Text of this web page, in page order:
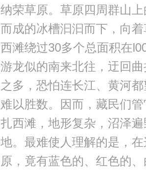
纳荣草原。草原四周群山
而成的冰槽汩汩而下，向
西滩绕过30多个总面积在
游龙似的南来北往，迂回
之多，恐怕连长江、黄河
难以胜数。因而，藏民们
扎西滩，地形复杂，沼泽
地。最难使人理解的是，
原，竟有蓝色的、红色的